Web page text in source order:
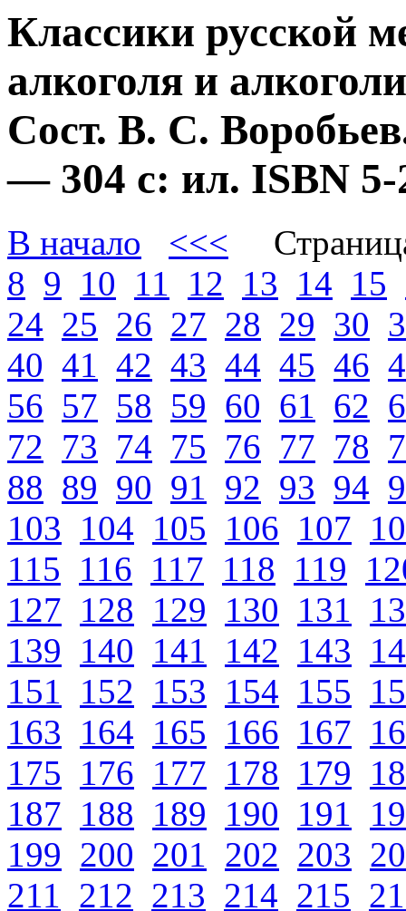
Классики русской
алкоголя и
Сост. В. С.
— 304 с: ил. ISBN
В начало <<<
8 9 10 11 12 13 14 15
24 25 26 27 28 29 30
40 41 42 43 44 45 46
56 57 58 59 60 61 62
72 73 74 75 76 77 78
88 89 90 91 92 93 94
103 104 105 106 107
115 116 117 118 119
127 128 129 130 131
139 140 141 142 143
151
152 153 154 155
163 164 165 166 167
175 176 177 178 179
187 188 189 190 191
199 200 201 202 203
211 212 213 214 215